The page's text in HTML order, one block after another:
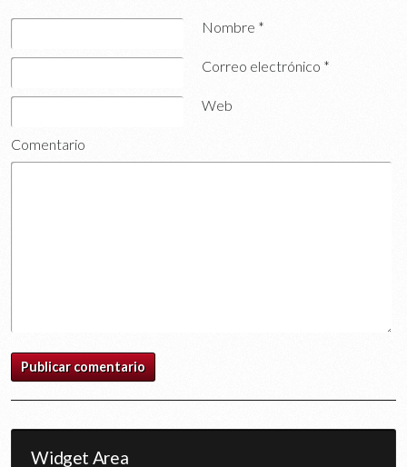
Nombre *
Correo electrónico *
Web
Comentario
Widget Area